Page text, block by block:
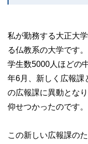
私が勤務する大正大
る仏教系の大学です。
学生数5000人ほどの
年6月、新しく広報課
の広報課に異動とな
仰せつかったのです。
この新しい広報課の